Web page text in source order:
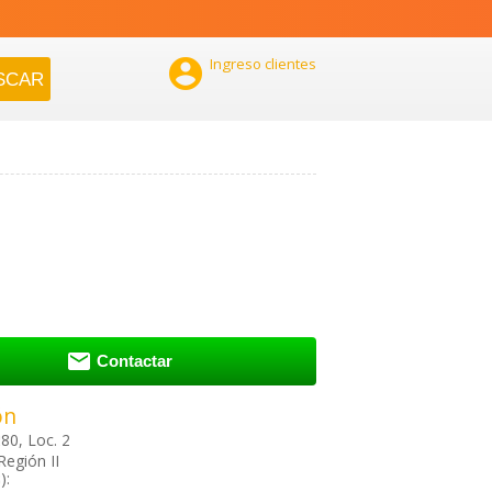
 Ingreso clientes
 Contactar
Loc. 2
II